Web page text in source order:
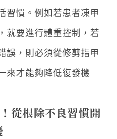
習慣。例如若患者凍甲
就要進行體重控制，若
誤，則必須從修剪指甲
來才能夠降低復發機
從根除不良習慣開